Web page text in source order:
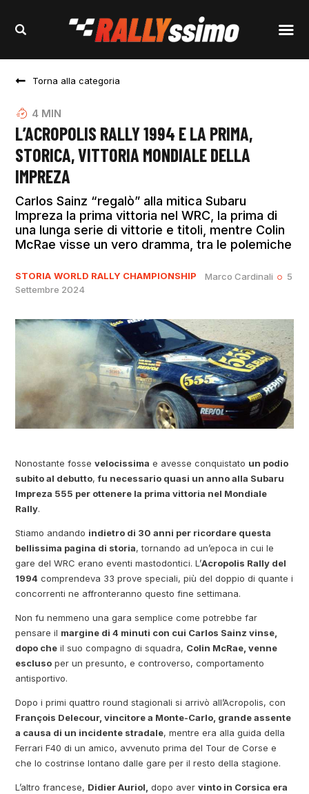
Torna alla categoria
4 MIN
L’ACROPOLIS RALLY 1994 E LA PRIMA,
STORICA, VITTORIA MONDIALE DELLA
IMPREZA
Carlos Sainz “regalò” alla mitica Subaru
Impreza la prima vittoria nel WRC, la prima di
una lunga serie di vittorie e titoli, mentre Colin
McRae visse un vero dramma, tra le polemiche
STORIA WORLD RALLY CHAMPIONSHIP Marco Cardinali
5
Settembre 2024
Nonostante fossevelocissima e avesse conquistato un podio
subito al debutto,fu necessario quasi un anno alla Subaru
Impreza 555 per ottenere la prima vittoria nel Mondiale
Rally.
Stiamo andando indietro di 30 anni per ricordare questa
bellissima pagina di storia, tornando ad un’epoca in cui le
gare del WRC erano eventi mastodontici. L’Acropolis Rally del
1994 comprendeva 33 prove speciali, più del doppio di quante i
concorrenti ne affronteranno questo fine settimana.
Non fu nemmeno una gara semplice come potrebbe far
pensare il margine di 4 minuti con cui Carlos Sainz vinse,
dopo che il suo compagno di squadra, Colin McRae, venne
escluso per un presunto, e controverso, comportamento
antisportivo.
Dopo i primi quattro round stagionali si arrivò all’Acropolis, con
François Delecour, vincitore a Monte-Carlo, grande assente
a causa di un incidente stradale, mentre era alla guida della
Ferrari F40 di un amico, avvenuto prima del Tour de Corse e
che lo costrinse lontano dalle gare per il resto della stagione.
L’altro francese, Didier Auriol, dopo avervinto in Corsica era